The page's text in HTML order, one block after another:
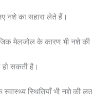
नशे का सहारा लेते हैं।
मेलजोल के कारण भी नशे
सकती है।
स्वास्थ्य स्थितियाँ भी नशे की